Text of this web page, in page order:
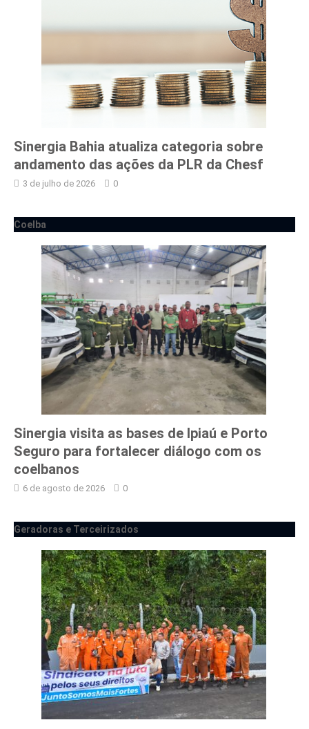
Sinergia Bahia atualiza categoria sobre
andamento das ações da PLR da Chesf
3 de julho de 2026 0
Coelba
Sinergia visita as bases de Ipiaú e Porto
Seguro para fortalecer diálogo com os
coelbanos
6 de agosto de 2026 0
Geradoras e Terceirizados